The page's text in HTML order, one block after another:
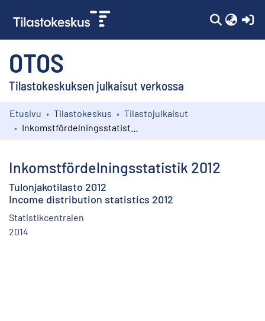
OTOS
Tilastokeskuksen julkaisut verkossa
Kokoelmat
Etusivu Tilastokeskus
Tilastojulkaisut
Inkomstfördelningsstatistik 2012
Tulonjakotilasto 2012
Income distribution statistics 2012
Statistikcentralen
2014